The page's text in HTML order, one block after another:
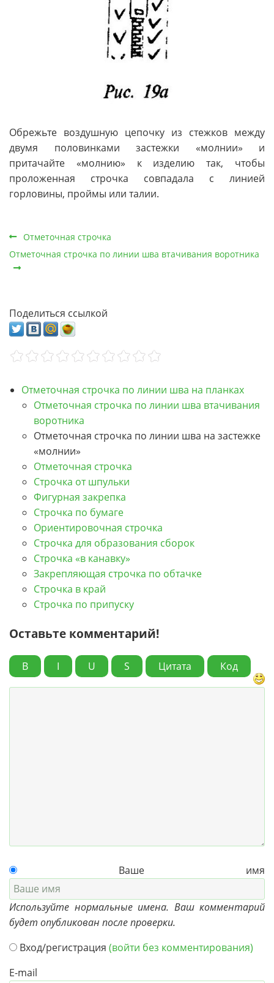
Обрежьте воздушную цепочку из стежков между
двумя половинками застежки «молнии» и
притачайте «молнию» к изделию так, чтобы
проложенная строчка совпадала с линией
горловины, проймы или талии.
Отметочная строчка
Отметочная строчка по линии шва втачивания воротника
Поделиться ссылкой
Отметочная строчка по линии шва на планках
Отметочная строчка по линии шва втачивания
воротника
Отметочная строчка по линии шва на застежке
«молнии»
Отметочная строчка
Строчка от шпульки
Фигурная закрепка
Строчка по бумаге
Ориентировочная строчка
Строчка для образования сборок
Строчка «в канавку»
Закрепляющая строчка по обтачке
Строчка в край
Строчка по припуску
Оставьте комментарий!
B I U S Цитата Код
Ваше имя
Используйте нормальные имена. Ваш комментарий
будет опубликован после проверки.
Вход/регистрация (войти без комментирования)
E-mail